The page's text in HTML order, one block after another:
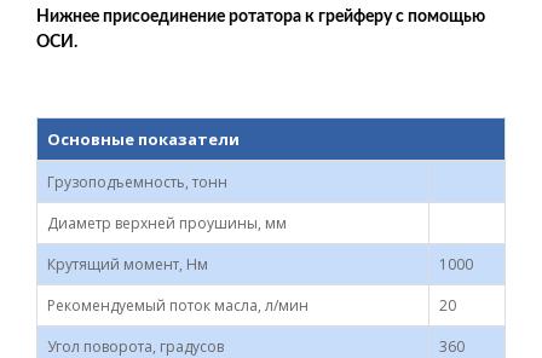
Нижнее присоединение ротатора к грейферу с помощью
ОСИ.
Основные показатели
Грузоподъемность, тонн
Диаметр верхней проушины, мм
Крутящий момент, Нм
1000
Рекомендуемый поток масла, л/мин
20
Угол поворота, градусов
360